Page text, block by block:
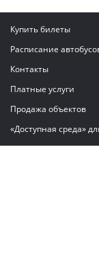
Купить билеты
Расписание
Контакты
Платные услуги
Продажа объектов
«Доступная среда»